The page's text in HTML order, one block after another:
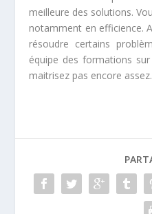
meilleure des solutions.
notamment en efficience.
résoudre certains
équipe des formations
maitrisez pas encore assez.